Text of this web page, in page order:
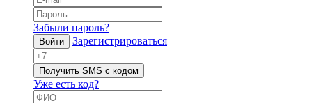
Забыли пароль?
Войти Зарегистрироваться
Получить SMS с кодом
Уже есть код?